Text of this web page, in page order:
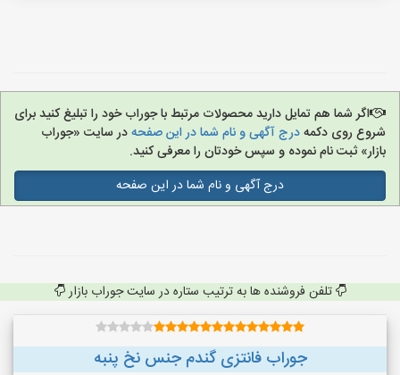
اگر شما هم تمایل دارید محصولات مرتبط با جوراب خود را تبلیغ کنید برای
روی دکمهدرج آگهی و نام شما در این صفحهدر سایت «جوراب
ثبت نام نموده و سپس خودتان را معرفی کنید.
درج آگهی و نام شما در این صفحه
تلفن فروشنده ها به ترتیب ستاره در سایت جوراب بازار
جوراب فانتزی گندم جنس نخ پنبه